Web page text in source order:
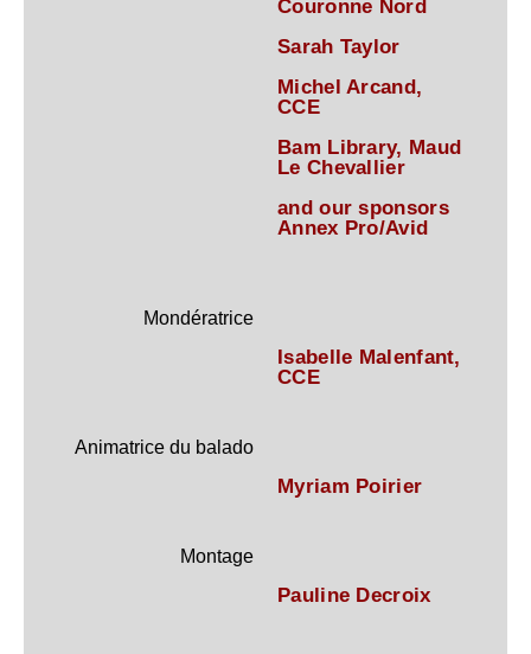
Couronne Nord
Sarah Taylor
Michel Arcand,
CCE
Bam Library, Maud
Le Chevallier
and our sponsors
Annex Pro/Avid
Mondératrice
Isabelle Malenfant,
CCE
Animatrice du balado
Myriam Poirier
Montage
Pauline Decroix